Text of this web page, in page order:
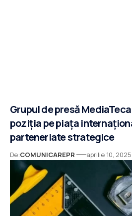
Grupul de presă
poziția pe piața
parteneriate strategice
De:COMUNICAREPR aprilie 10, 2025